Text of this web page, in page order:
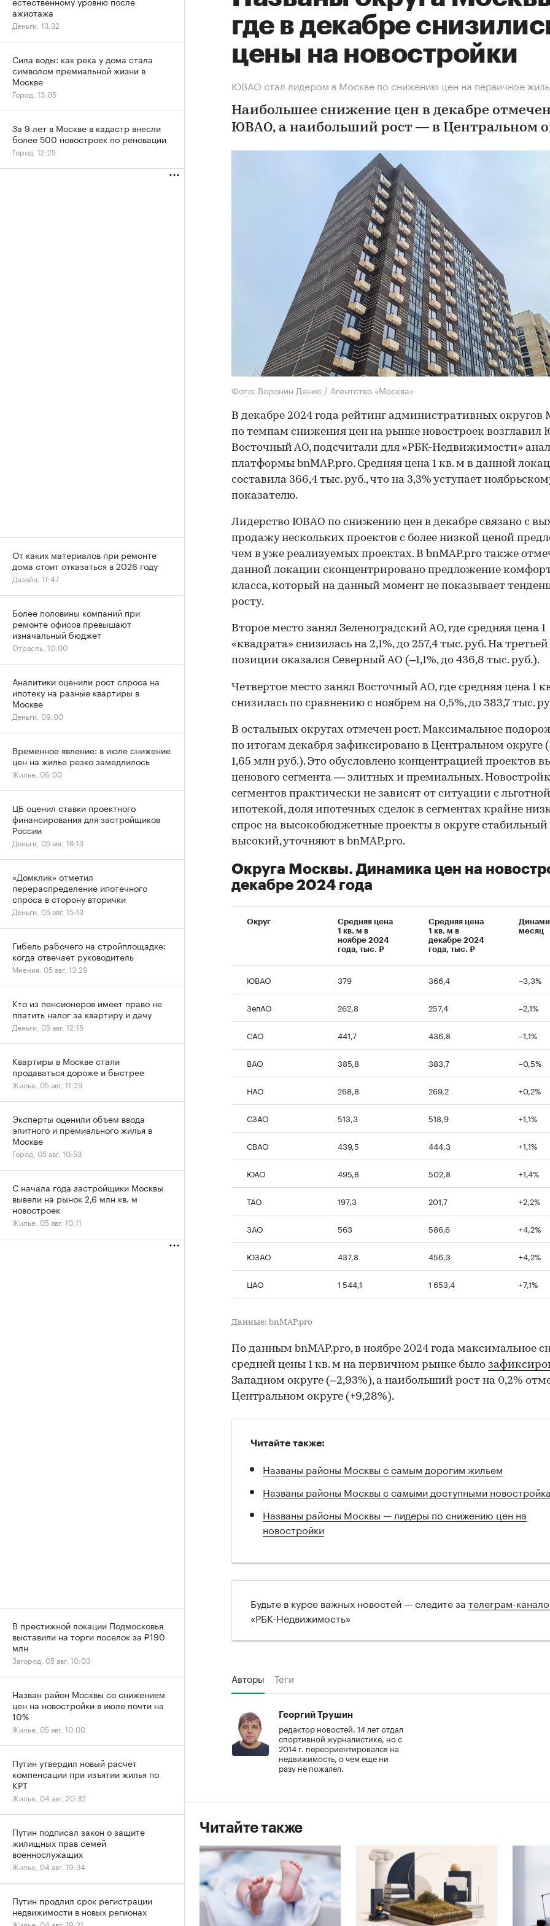
где в декабре
цены на новостройки
ЮВАО стал лидером в Москве по снижению цен на первичное
Наибольшее снижение цен в декабре
ЮВАО, а наибольший рост — в Центральном
Фото: Воронин Денис / Агентство «Москва»
В декабре 2024 года рейтинг административных округов
по темпам снижения цен на рынке новостроек возглавил
Восточный АО, подсчитали для «РБК-Недвижимости»
платформы bnMAP.pro. Средняя цена 1 кв. м в данной
составила 366,4 тыс. руб., что на 3,3% уступает
показателю.
Лидерство ЮВАО по снижению цен в декабре связано с
продажу нескольких проектов с более низкой ценой
чем в уже реализуемых проектах. В bnMAP.pro также
данной локации сконцентрировано предложение
класса, который на данный момент не показывает
росту.
Второе место занял Зеленоградский АО, где средняя цена 1
«квадрата» снизилась на 2,1%, до 257,4 тыс. руб. На третьей
позиции оказался Северный АО (–1,1%, до 436,8 тыс. руб.).
00:00 / 00:00
Четвертое место занял Восточный АО, где средняя цена 1
снизилась по сравнению с ноябрем на 0,5%, до 383,7 тыс.
В остальных округах отмечен рост. Максимальное
по итогам декабря зафиксировано в Центральном округе
1,65 млн руб.). Это обусловлено концентрацией проектов
ценового сегмента — элитных и премиальных.
сегментов практически не зависят от ситуации с льготной
ипотекой, доля ипотечных сделок в сегментах крайне
спрос на высокобюджетные проекты в округе стабильный
высокий, уточняют в bnMAP.pro.
Округа Москвы. Динамика цен на
декабре 2024 года
Округ
Средняя цена
1 кв. м в
ноябре 2024
года, тыс. ₽
Средняя цена
1 кв. м в
декабре 2024
года, тыс. ₽
месяц
ЮВАО 379 366,4 –3,3%
ЗелАО 262,8 257,4 –2,1%
САО 441,7 436,8 –1,1%
ВАО 385,8 383,7 –0,5%
НАО 268,8 269,2 +0,2%
СЗАО 513,3 518,9 +1,1%
СВАО 439,5 444,3 +1,1%
ЮАО 495,8 502,8 +1,4%
ТАО 197,3 201,7 +2,2%
ЗАО 563 586,6 +4,2%
ЮЗАО 437,8 456,3 +4,2%
ЦАО 1 544,1 1 653,4 +7,1%
Данные: bnMAP.pro
По данным bnMAP.pro, в ноябре 2024 года максимальное
средней цены 1 кв. м на первичном рынке было
Западном округе (–2,93%), а наибольший рост на 0,2%
Центральном округе (+9,28%).
Читайте также:
Названы районы Москвы с самым дорогим жильем
Названы районы Москвы с самыми доступными
Названы районы Москвы — лидеры по снижению цен на
новостройки
Будьте в курсе важных новостей — следите за телеграм-
«РБК-Недвижимость»
Авторы Теги
Георгий Трушин
редактор новостей. 14 лет отдал
спортивной журналистике, но с
2014 г. переориентировался на
недвижимость, о чем еще ни
разу не пожалел.
Читайте также
ажиотажа
Деньги, 13:32
Сила воды: как река у дома стала
символом премиальной жизни в
Москве
Город, 13:05
За 9 лет в Москве в кадастр внесли
более 500 новостроек по реновации
Город, 12:25
От каких материалов при ремонте
дома стоит отказаться в 2026 году
Дизайн, 11:47
Более половины компаний при
ремонте офисов превышают
изначальный бюджет
Отрасль, 10:00
Аналитики оценили рост спроса на
ипотеку на разные квартиры в
Москве
Деньги, 09:00
Временное явление: в июле снижение
цен на жилье резко замедлилось
Жилье, 06:00
ЦБ оценил ставки проектного
финансирования для застройщиков
России
Деньги, 05 авг, 18:13
«Домклик» отметил
перераспределение ипотечного
спроса в сторону вторички
Деньги, 05 авг, 15:13
Гибель рабочего на стройплощадке:
когда отвечает руководитель
Мнения, 05 авг, 13:29
Кто из пенсионеров имеет право не
платить налог за квартиру и дачу
Деньги, 05 авг, 12:15
Квартиры в Москве стали
продаваться дороже и быстрее
Жилье, 05 авг, 11:29
Эксперты оценили объем ввода
элитного и премиального жилья в
Москве
Город, 05 авг, 10:53
С начала года застройщики Москвы
вывели на рынок 2,6 млн кв. м
новостроек
Жилье, 05 авг, 10:11
В престижной локации Подмосковья
выставили на торги поселок за ₽190
млн
Загород, 05 авг, 10:03
Назван район Москвы со снижением
цен на новостройки в июле почти на
10%
Жилье, 05 авг, 10:00
Путин утвердил новый расчет
компенсации при изъятии жилья по
КРТ
Жилье, 04 авг, 20:32
Путин подписал закон о защите
жилищных прав семей
военнослужащих
Жилье, 04 авг, 19:34
Путин продлил срок регистрации
недвижимости в новых регионах